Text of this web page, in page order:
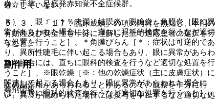
炎、手掌・足底発赤知覚不全症候群。
３）． 眼：（１％未満）結膜炎、眼瞼炎、角膜炎［眼に異
常があらわれた場合には、直ちに眼科的検査を行うなど適切
な処置を行うこと］、＊角膜びらん［＊：症状は可逆的であ
り、異所性睫毛に伴い起こる場合もあり、眼に異常があらわ
れた場合には、直ちに眼科的検査を行うなど適切な処置を行
うこと］、※眼乾燥［※：他の乾燥症状（主に皮膚症状）に
関連して起こる場合もあり、眼に異常があらわれた場合に
は、直ちに眼科的検査を行うなど適切な処置を行うこと］。
確立していない。
５．３． 「１７．臨床成績」の項の内容を熟知し、本剤の
有効性及び安全性を十分に理解した上で適応患者の選択を行
うこと。
副作用
次の副作用があらわれることがあるので、観察を十分に行
い、異常が認められた場合には投与を中止するなど適切な処
薬剤情報